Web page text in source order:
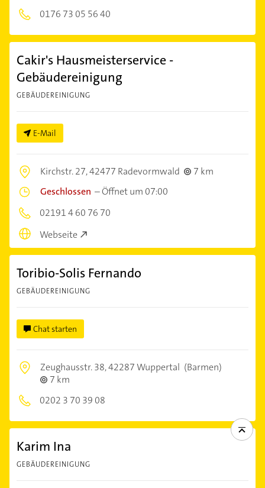
0176 73 05 56 40
Cakir's Hausmeisterservice -
Gebäudereinigung
GEBÄUDEREINIGUNG
E-Mail
Kirchstr. 27,42477 Radevormwald
7 km
Geschlossen –Öffnet um 07:00
02191 4 60 76 70
Webseite
Toribio-Solis Fernando
GEBÄUDEREINIGUNG
Chat starten
Zeughausstr. 38,42287 Wuppertal (Barmen)
7 km
0202 3 70 39 08
Karim Ina
GEBÄUDEREINIGUNG